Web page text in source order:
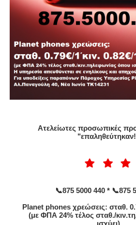
Ατελείωτες προσωπικές
📞875 5000 440 * 📞875
Planet phones χρεώσεις: σταθ.
(με ΦΠΑ 24% τέλος σταθ./